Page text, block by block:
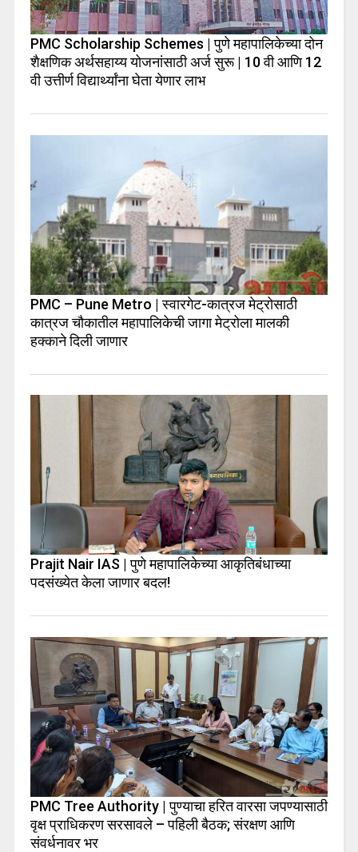
PMC Scholarship Schemes | पुणे महापालिकेच्या दोन
शैक्षणिक अर्थसहाय्य योजनांसाठी अर्ज सुरू | 10 वी आणि 12
वी उत्तीर्ण विद्यार्थ्यांना घेता येणार लाभ
PMC – Pune Metro | स्वारगेट-कात्रज मेट्रोसाठी
कात्रज चौकातील महापालिकेची जागा मेट्रोला मालकी
हक्काने दिली जाणार
Prajit Nair IAS | पुणे महापालिकेच्या आकृतिबंधाच्या
पदसंख्येत केला जाणार बदल!
PMC Tree Authority | पुण्याचा हरित वारसा जपण्यासाठी
वृक्ष प्राधिकरण सरसावले – पहिली बैठक; संरक्षण आणि
संवर्धनावर भर